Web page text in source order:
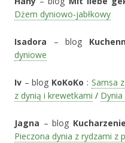
Dżem dyniowo-jabłkowy
Isadora – blog
dyniowe
Iv – blog KoKoKo : Samsa
z dynią i krewetkami /
Jagna – blog
Pieczona dynia z rydzami z